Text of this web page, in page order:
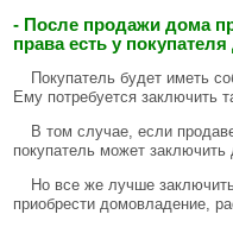
- После продажи дома
права есть у
Покупатель будет иметь
Ему потребуется заключить
В том случае, если
покупатель может
Но все же лучше
приобрести домовладение,